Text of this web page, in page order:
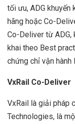
tối ưu, ADG khuyến
hãng hoặc Co-
Co-Deliver từ ADG,
khai theo Best
chứng chỉ vận hành
VxRail Co-Deliver
VxRail là giải pháp
Technologies, là